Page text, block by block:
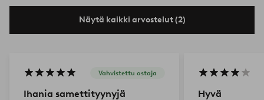
Näytä kaikki arvostelut (2)
Vahvistettu ostaja
Ihania samettityynyjä Hyvä